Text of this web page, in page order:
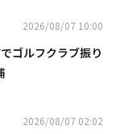
2026/08/07 10:00
ゴルフクラブ振り
2026/08/07 02:02